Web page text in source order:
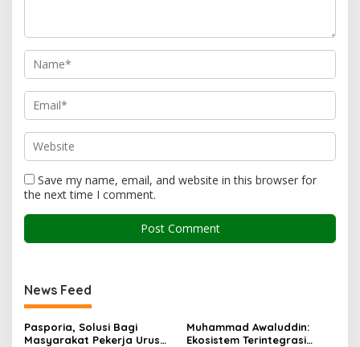
Save my name, email, and website in this browser for
the next time I comment.
News Feed
Pasporia, Solusi Bagi
Masyarakat Pekerja Urus
Muhammad Awaluddin:
Ekosistem Terintegrasi